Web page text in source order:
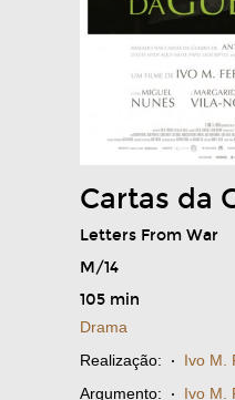
Cartas da
Letters From War
M/14
105 min
Drama
Realização: · Ivo M.
Argumento: · Ivo M.